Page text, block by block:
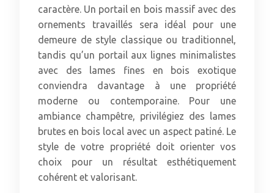
caractère. Un portail en bois massif avec des
ornements travaillés sera idéal pour une
demeure de style classique ou traditionnel,
tandis qu’un portail aux lignes minimalistes
avec des lames fines en bois exotique
conviendra davantage à une propriété
moderne ou contemporaine. Pour une
ambiance champêtre, privilégiez des lames
brutes en bois local avec un aspect patiné. Le
style de votre propriété doit orienter vos
choix pour un résultat esthétiquement
cohérent et valorisant.